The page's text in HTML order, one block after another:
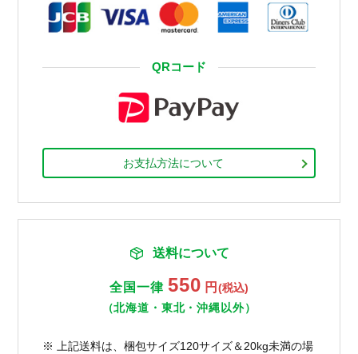
QRコード
お支払方法について
送料について
全国一律 550 円 (税込)
（北海道・東北・沖縄以外）
※ 上記送料は、梱包サイズ120サイズ＆20kg未満の場